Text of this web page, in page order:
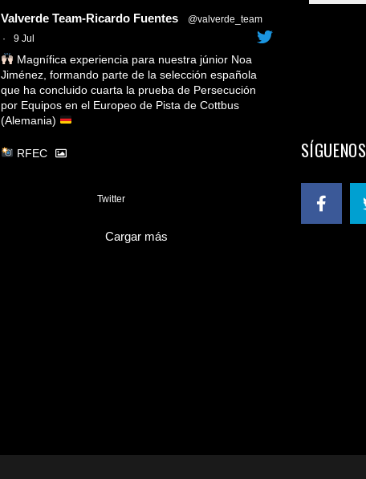
Valverde Team-Ricardo Fuentes
@valverde_team
·
9 Jul
Magnífica experiencia para nuestra júnior Noa
Jiménez, formando parte de la selección española
que ha concluido cuarta la prueba de Persecución
por Equipos en el Europeo de Pista de Cottbus
(Alemania)
RFEC
Twitter
Cargar más
SÍGUENOS